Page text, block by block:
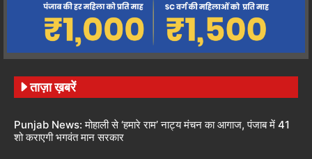
ताज़ा ख़बरें
Punjab News: मोहाली से ‘हमारे राम’ नाट्य मंचन का आगाज, पंजाब में 41
शो कराएगी भगवंत मान सरकार